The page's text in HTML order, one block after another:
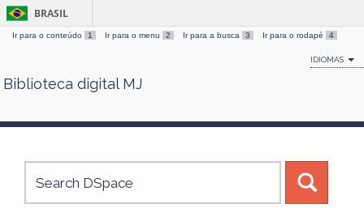
Skip
BRASIL
Ir para o conteúdo 1 Ir para o menu 2 Ir para a busca 3 Ir para o rodapé 4
IDIOMAS
Biblioteca digital MJ